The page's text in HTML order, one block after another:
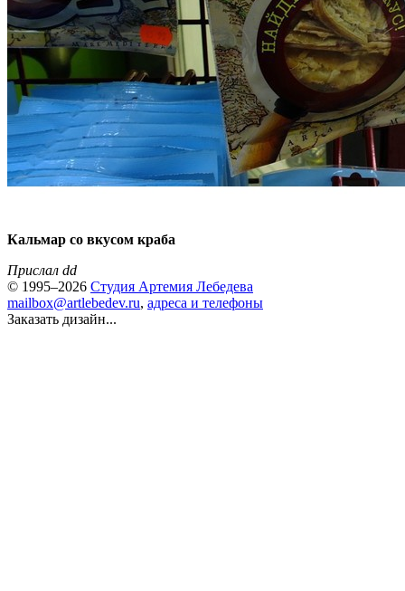
Кальмар со вкусом краба
Прислал dd
© 1995–2026 Студия Артемия Лебедева
mailbox@artlebedev.ru, адреса и телефоны
Заказать дизайн...